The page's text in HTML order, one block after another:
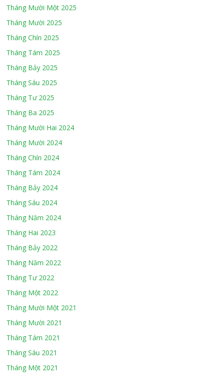
Tháng Mười Một 2025
Tháng Mười 2025
Tháng Chín 2025
Tháng Tám 2025
Tháng Bảy 2025
Tháng Sáu 2025
Tháng Tư 2025
Tháng Ba 2025
Tháng Mười Hai 2024
Tháng Mười 2024
Tháng Chín 2024
Tháng Tám 2024
Tháng Bảy 2024
Tháng Sáu 2024
Tháng Năm 2024
Tháng Hai 2023
Tháng Bảy 2022
Tháng Năm 2022
Tháng Tư 2022
Tháng Một 2022
Tháng Mười Một 2021
Tháng Mười 2021
Tháng Tám 2021
Tháng Sáu 2021
Tháng Một 2021